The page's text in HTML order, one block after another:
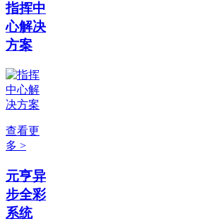
指挥中
心解决
方案
查看更
多 >
元亨异
步全彩
系统